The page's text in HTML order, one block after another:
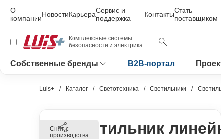
О
компанииНовостиКарьераСервис и
поддержка
КонтактыСтать
поставщиком
Комплексные системы
безопасности и электрика
Собственные бренды B2B-портал
Luis+ Каталог Светотехника Светильники
Снят с
производстваСветильник